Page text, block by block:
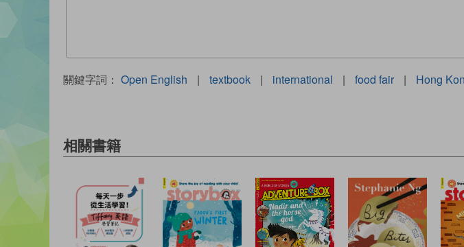
關鍵字詞： Open English | textbook | international | food fair | Hong
相關書籍